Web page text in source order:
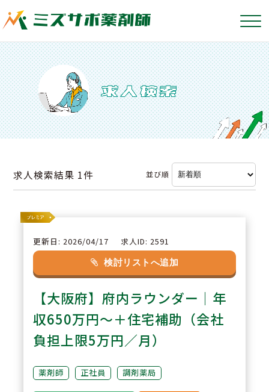
求人検索結果 1件 並び順
更新日: 2026/04/17 求人ID: 2591
検討リストへ追加
【大阪府】府内ラウンダー｜年
収650万円～＋住宅補助（会社
負担上限5万円／月）
薬剤師 正社員 調剤薬局